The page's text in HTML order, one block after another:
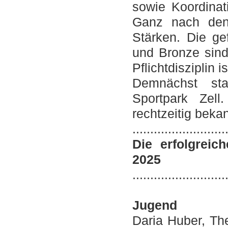
sowie
Ganz nach
Stärken. Die
und Bronze
Pflichtdisziplin
Demnächst
Sportpark
rechtzeitig
Die
2025
Jugend
Daria Huber,